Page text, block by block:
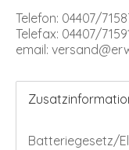
Telefon: 04407/
Telefax: 04407/
email:
Batteriegesetz/